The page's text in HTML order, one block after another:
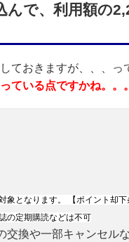
で、利用額の
ておきますが、、、
ている点ですかね。。。
象となります。
【ポイント却下
の定期購読などは不可
換や一部キャンセル